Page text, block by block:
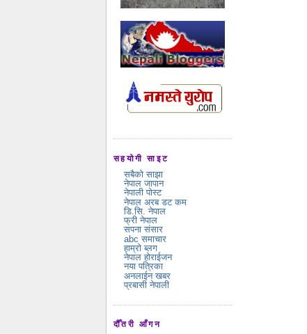
सहयोगी साइट
सबैको साझा
नेपाल जापान
नेपाली पोस्ट
नेपाल अरब डट कम
डि.सि. नेपाल
फ्री नेपाल
सपना संसार
abc समाचार
हाम्रो ब्लग
नेपाल होराईजन
नया पत्रिका
अनलाईन खबर
प्रबासी नेपाली
दौँतरी आँगन